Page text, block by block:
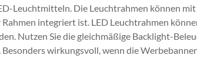
Leuchtmitteln. Die Leuchtrahmen können
integriert ist. LED Leuchtrahmen
Nutzen Sie die gleichmäßige Backlight-
Besonders wirkungsvoll, wenn die